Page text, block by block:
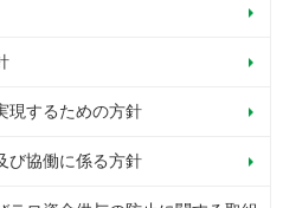
現するための方針
び協働に係る方針